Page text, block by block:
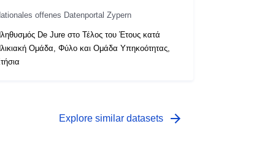
offenes Datenportal Zypern
De Jure στο Τέλος του Έτους κατά
Ομάδα, Φύλο και Ομάδα Υπηκοότητας,
Explore similar datasets arrow_forward